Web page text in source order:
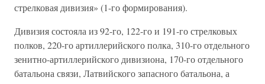
стрелковая дивизия» (1-го формирования).
Дивизия состояла из 92-го, 122-го и 191-го стрелковых
полков, 220-го артиллерийского полка, 310-го отдельного
зенитно-артиллерийского дивизиона, 170-го отдельного
батальона связи, Латвийского запасного батальона, а